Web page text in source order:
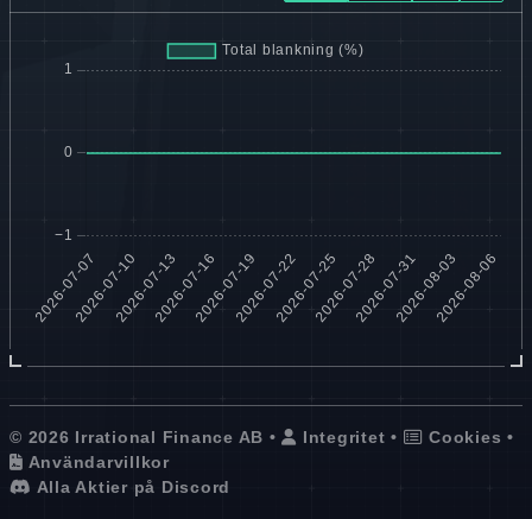
© 2026 Irrational Finance AB • Integritet • Cookies •
Användarvillkor
Alla Aktier på Discord